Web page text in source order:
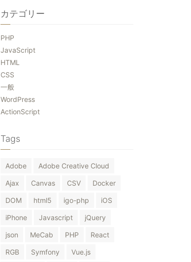
カテゴリー
PHP
JavaScript
HTML
CSS
一般
WordPress
ActionScript
Tags
Adobe Adobe Creative Cloud
Ajax Canvas CSV Docker
DOM html5 igo-php iOS
iPhone Javascript jQuery
json MeCab PHP React
RGB Symfony Vue.js